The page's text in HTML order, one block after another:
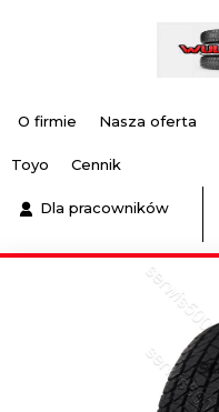
O firmie Nasza oferta
Toyo Cennik
Dla pracowników